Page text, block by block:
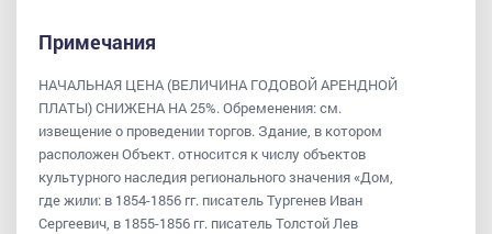
Примечания
НАЧАЛЬНАЯ ЦЕНА (ВЕЛИЧИНА ГОДОВОЙ АРЕНДНОЙ
ПЛАТЫ) СНИЖЕНА НА 25%. Обременения: см.
извещение о проведении торгов. Здание, в котором
расположен Объект. относится к числу объектов
культурного наследия регионального значения «Дом,
где жили: в 1854-1856 гг. писатель Тургенев Иван
Сергеевич, в 1855-1856 гг. писатель Толстой Лев